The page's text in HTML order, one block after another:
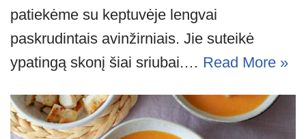
patiekėme su keptuvėje lengvai
paskrudintais avinžirniais. Jie suteikė
ypatingą skonį šiai sriubai.… Read More »